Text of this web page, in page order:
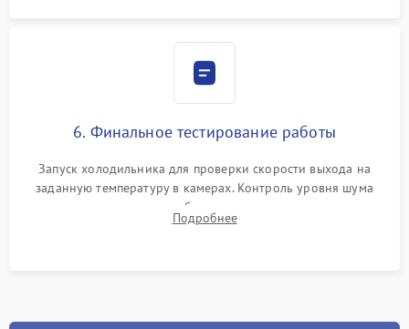
6. Финальное тестирование работы
Запуск холодильника для проверки скорости выхода на
заданную температуру в камерах. Контроль уровня шума
компрессора, отсутствия обмерзания стенок и корректного
срабатывания системы автоматической оттайки.
Подробнее